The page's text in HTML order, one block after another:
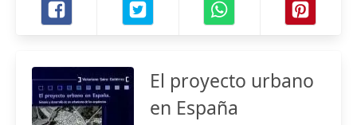
El proyecto urbano
en España